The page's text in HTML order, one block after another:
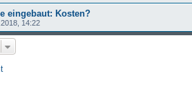
eingebaut: Kosten?
14:22